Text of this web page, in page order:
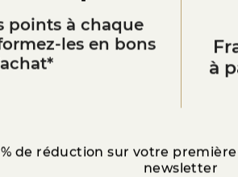
fromage à consommer toute l’année,
de fromages bleus à la recherche
en ligne ou en boutique
, il vous
Vous
points à chaque
les en bons
à
de réduction sur votre
newsletter